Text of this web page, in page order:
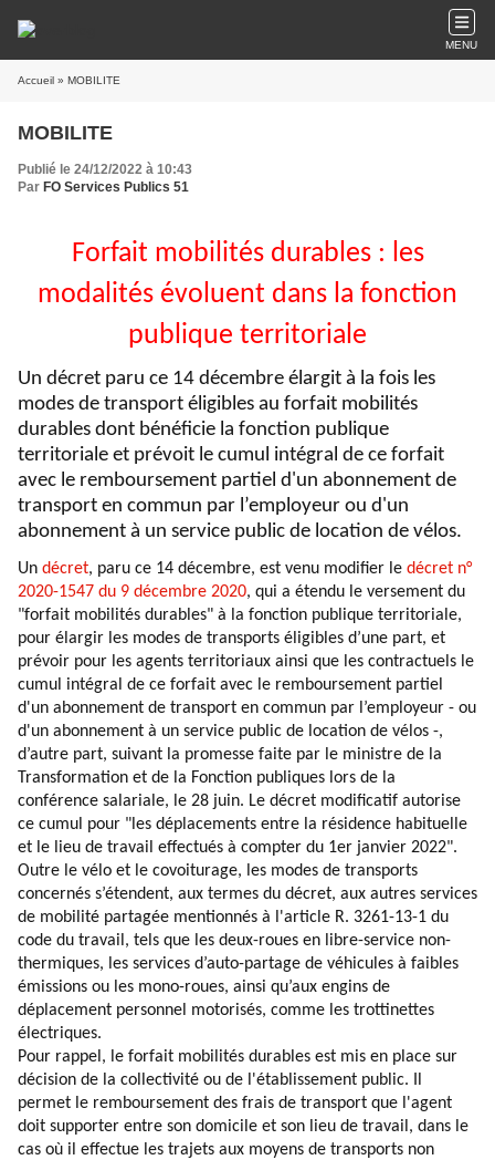
MENU
Accueil » MOBILITE
MOBILITE
Publié le 24/12/2022 à 10:43
Par FO Services Publics 51
Forfait mobilités durables : les
modalités évoluent dans la fonction
publique territoriale
Un décret paru ce 14 décembre élargit à la fois les
modes de transport éligibles au forfait mobilités
durables dont bénéficie la fonction publique
territoriale et prévoit le cumul intégral de ce forfait
avec le remboursement partiel d'un abonnement de
transport en commun par l’employeur ou d'un
abonnement à un service public de location de vélos.
Un décret, paru ce 14 décembre, est venu modifier le décret n°
2020-1547 du 9 décembre 2020, qui a étendu le versement du
"forfait mobilités durables" à la fonction publique territoriale,
pour élargir les modes de transports éligibles d’une part, et
prévoir pour les agents territoriaux ainsi que les contractuels le
cumul intégral de ce forfait avec le remboursement partiel
d'un abonnement de transport en commun par l’employeur - ou
d'un abonnement à un service public de location de vélos -,
d’autre part, suivant la promesse faite par le ministre de la
Transformation et de la Fonction publiques lors de la
conférence salariale, le 28 juin. Le décret modificatif autorise
ce cumul pour "les déplacements entre la résidence habituelle
et le lieu de travail effectués à compter du 1er janvier 2022".
Outre le vélo et le covoiturage, les modes de transports
concernés s’étendent, aux termes du décret, aux autres services
de mobilité partagée mentionnés à l'article R. 3261-13-1 du
code du travail, tels que les deux-roues en libre-service non-
thermiques, les services d’auto-partage de véhicules à faibles
émissions ou les mono-roues, ainsi qu’aux engins de
déplacement personnel motorisés, comme les trottinettes
électriques.
Pour rappel, le forfait mobilités durables est mis en place sur
décision de la collectivité ou de l'établissement public. Il
permet le remboursement des frais de transport que l'agent
doit supporter entre son domicile et son lieu de travail, dans le
cas où il effectue les trajets aux moyens de transports non